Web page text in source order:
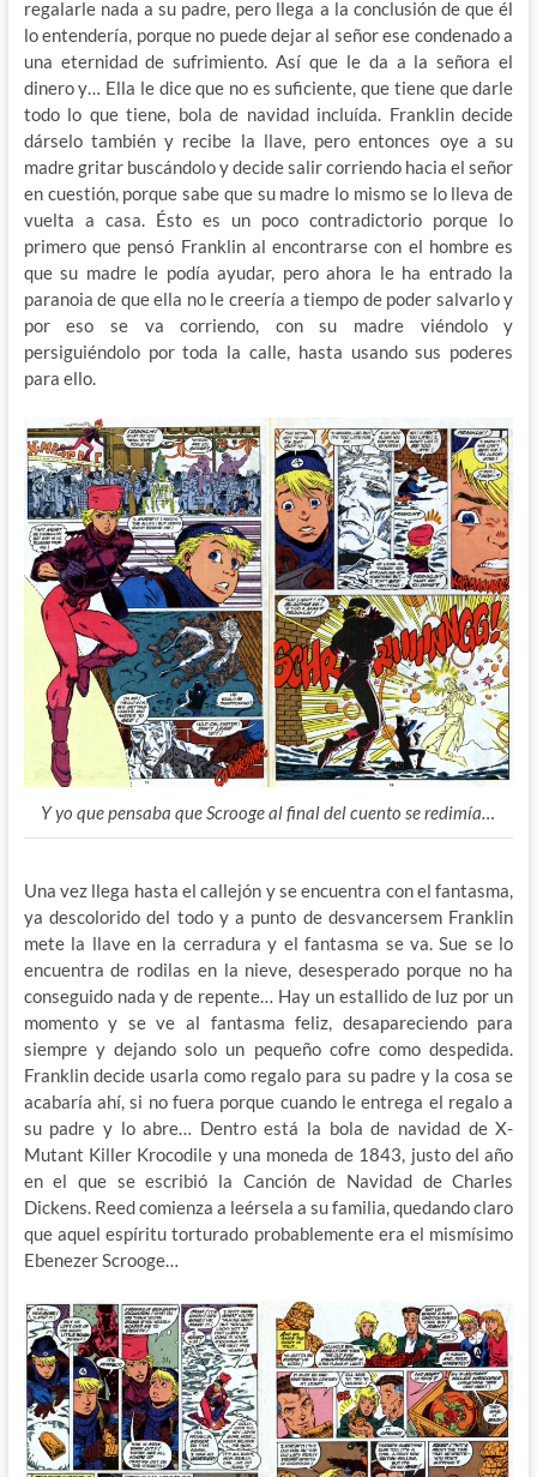
regalarle nada a su padre, pero llega a la conclusión de que él
lo entendería, porque no puede dejar al señor ese condenado a
una eternidad de sufrimiento. Así que le da a la señora el
dinero y… Ella le dice que no es suficiente, que tiene que darle
todo lo que tiene, bola de navidad incluída. Franklin decide
dárselo también y recibe la llave, pero entonces oye a su
madre gritar buscándolo y decide salir corriendo hacia el señor
en cuestión, porque sabe que su madre lo mismo se lo lleva de
vuelta a casa. Ésto es un poco contradictorio porque lo
primero que pensó Franklin al encontrarse con el hombre es
que su madre le podía ayudar, pero ahora le ha entrado la
paranoia de que ella no le creería a tiempo de poder salvarlo y
por eso se va corriendo, con su madre viéndolo y
persiguiéndolo por toda la calle, hasta usando sus poderes
para ello.
Y yo que pensaba que Scrooge al final del cuento se redimía…
Una vez llega hasta el callejón y se encuentra con el fantasma,
ya descolorido del todo y a punto de desvancersem Franklin
mete la llave en la cerradura y el fantasma se va. Sue se lo
encuentra de rodilas en la nieve, desesperado porque no ha
conseguido nada y de repente… Hay un estallido de luz por un
momento y se ve al fantasma feliz, desapareciendo para
siempre y dejando solo un pequeño cofre como despedida.
Franklin decide usarla como regalo para su padre y la cosa se
acabaría ahí, si no fuera porque cuando le entrega el regalo a
su padre y lo abre… Dentro está la bola de navidad de X-
Mutant Killer Krocodile y una moneda de 1843, justo del año
en el que se escribió la Canción de Navidad de Charles
Dickens. Reed comienza a leérsela a su familia, quedando claro
que aquel espíritu torturado probablemente era el mismísimo
Ebenezer Scrooge…